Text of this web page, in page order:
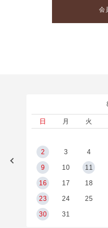
会
日 月 火
2 3 4
9 10 11
16 17 18
23 24 25
30 31